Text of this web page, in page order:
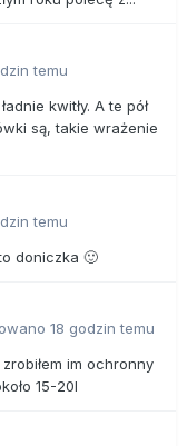
temu
kwitły. A te pół
są, takie wrażenie
temu
doniczka 🙂
18 godzin temu
im ochronny
15-20l